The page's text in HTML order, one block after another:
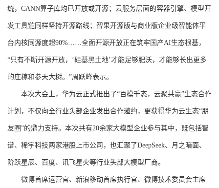
统，CANN算子库均已开放或开源；云服务层面的容器引擎、模型开
发工具链同样坚持开源路线；智果开源版与商业版企业级智能体平
台内核同源度超90%……全面开源开放正在筑牢国产AI生态根基，
“只有不断开源开放，‘硅基黑土地’才能足够肥沃，才能够长出更多
的庄稼和参天大树。”周跃峰表示。
本次大会上，华为云正式推出了“百模千态，云聚共赢”生态合作
计划，不仅向全行业头部企业发出合作邀约，更获得华为云生态“朋
友圈”的鼎力支持。本次共有20余家大模型企业参与其中，既包括智
谱、稀宇科技两家港股上市公司，也汇聚了DeepSeek、月之暗面、
阶跃星辰、百度、讯飞星火等行业头部大模型厂商。
微博首席运营官、新浪移动首席执行官、微博技术委员会主席